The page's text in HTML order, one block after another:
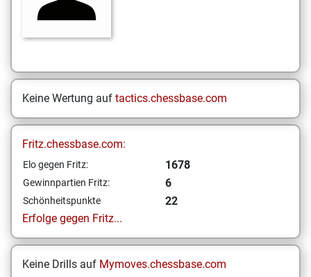
Keine Wertung auf tactics.chessbase.com
Fritz.chessbase.com:
Elo gegen Fritz: 1678
Gewinnpartien Fritz: 6
Schönheitspunkte
22
Erfolge gegen Fritz...
Keine Drills auf Mymoves.chessbase.com